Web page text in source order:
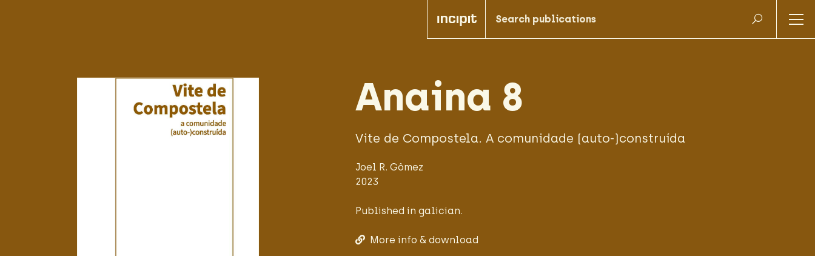
Anaina 8
Vite de Compostela. A comunidade (auto-)construída
Joel R. Gômez
2023
Published in galician.
More info & download